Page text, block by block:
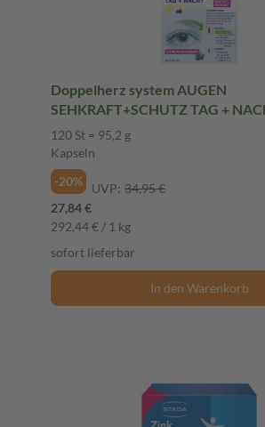
Doppelherz system AUGEN
SEHKRAFT+SCHUTZ TAG +
Kapseln
120 St = 95,2 g
Kapseln
-20%
UVP: 34,95 €
27,84 €
292,44 € / 1 kg
sofort lieferbar
In den Warenkorb